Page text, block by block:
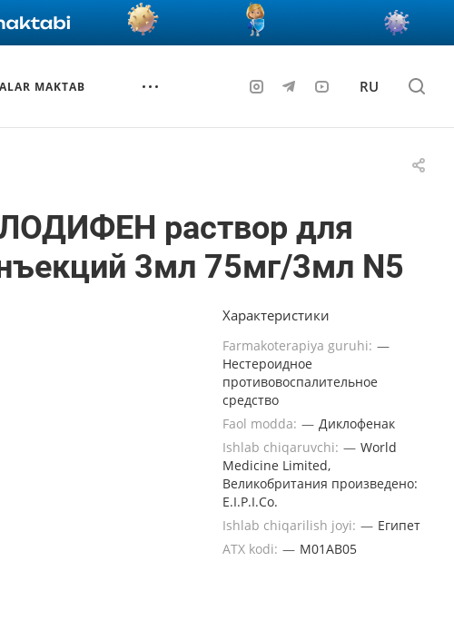
MAKTAB RU
раствор для
3мл 75мг/3мл N5
Характеристики
Farmakoterapiya guruhi: —
Нестероидное
противовоспалительное
средство
Faol modda: — Диклофенак
Ishlab chiqaruvchi: — World
Medicine Limited,
Великобритания произведено:
E.I.P.I.Co.
Ishlab chiqarilish joyi: — Египет
ATX kodi: — M01AВ05